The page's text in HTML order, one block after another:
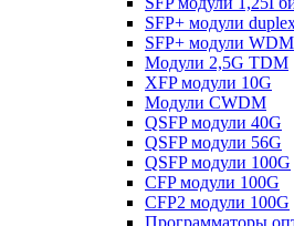
SFP+ модули
SFP+ модули WDM
Модули 2,5G TDM
XFP модули 10G
Модули CWDM
QSFP модули 40G
QSFP модули 56G
QSFP модули 100G
CFP модули 100G
CFP2 модули 100G
Программаторы